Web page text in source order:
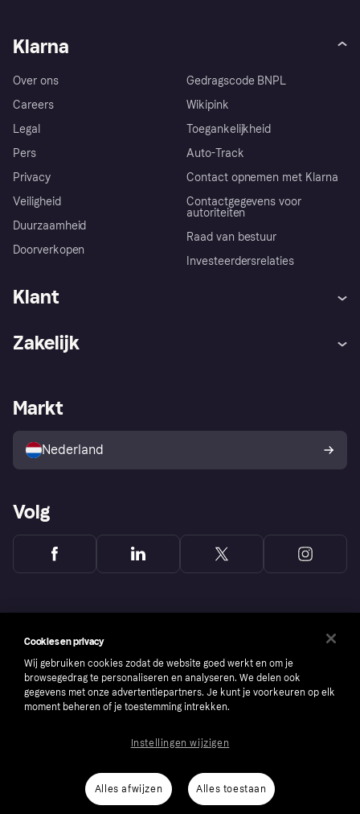
Klarna
Over ons
Careers
Legal
Pers
Privacy
Veiligheid
Duurzaamheid
Doorverkopen
Gedragscode BNPL
Wikipink
Toegankelijkheid
Auto-Track
Contact opnemen met Klarna
Contactgegevens voor
autoriteiten
Raad van bestuur
Investeerdersrelaties
Klant
Winkeloverzicht
Kopersbescherming voor
consumenten
Zakelijk
Zakelijke login
Markt
Nederland
Volg
number: 556737-0431
Cookies Klarna.com
Cookies en privacy
Wij gebruiken cookies zodat de website goed werkt en om je
browsegedrag te personaliseren en analyseren. We delen ook
gegevens met onze advertentiepartners. Je kunt je voorkeuren op elk
moment beheren of je toestemming intrekken.
Alles afwijzen Alles toestaan
Instellingen wijzigen